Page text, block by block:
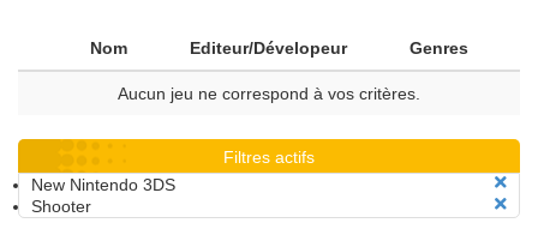
Nom Editeur/Dévelopeur Genres
Aucun jeu ne correspond à vos critères.
Filtres actifs
New Nintendo 3DS
Shooter